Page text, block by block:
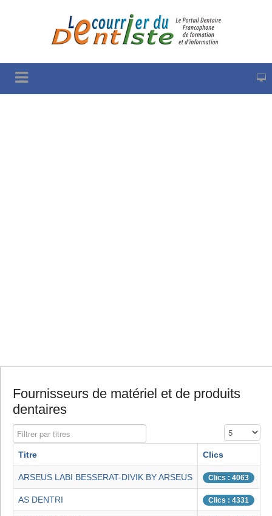
Fournisseurs de matériel et de produits
dentaires
Filtrer par titres Affichage #
Titre Clics
ARSEUS LABI BESSERAT-DIVIK BY ARSEUS Clics : 4063
AS DENTRI Clics : 4331